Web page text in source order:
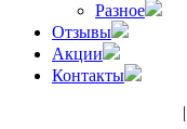
Разное
Отзывы
Акции
Контакты
|